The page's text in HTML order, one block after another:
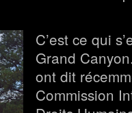
C’est ce qui
Grand
ont dit
Commission